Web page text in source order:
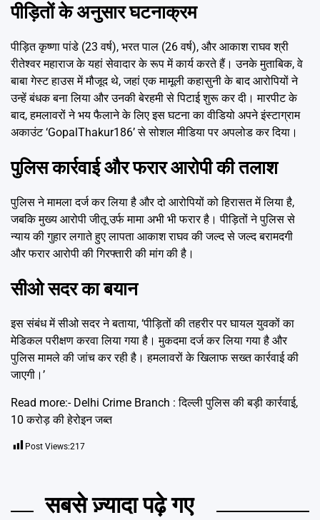
पीड़ितों के अनुसार घटनाक्रम
पीड़ित कृष्णा पांडे (23 वर्ष), भरत पाल (26 वर्ष), और आकाश राघव श्री
रीतेश्वर महाराज के यहां सेवादार के रूप में कार्य करते हैं। उनके मुताबिक, वे
बाबा गेस्ट हाउस में मौजूद थे, जहां एक मामूली कहासुनी के बाद आरोपियों ने
उन्हें बंधक बना लिया और उनकी बेरहमी से पिटाई शुरू कर दी। मारपीट के
बाद, हमलावरों ने भय फैलाने के लिए इस घटना का वीडियो अपने इंस्टाग्राम
अकाउंट ‘GopalThakur186’ से सोशल मीडिया पर अपलोड कर दिया।
पुलिस कार्रवाई और फरार आरोपी की तलाश
पुलिस ने मामला दर्ज कर लिया है और दो आरोपियों को हिरासत में लिया है,
जबकि मुख्य आरोपी जीतू उर्फ मामा अभी भी फरार है। पीड़ितों ने पुलिस से
न्याय की गुहार लगाते हुए लापता आकाश राघव की जल्द से जल्द बरामदगी
और फरार आरोपी की गिरफ्तारी की मांग की है।
सीओ सदर का बयान
इस संबंध में सीओ सदर ने बताया, ‘पीड़ितों की तहरीर पर घायल युवकों का
मेडिकल परीक्षण करवा लिया गया है। मुकदमा दर्ज कर लिया गया है और
पुलिस मामले की जांच कर रही है। हमलावरों के खिलाफ सख्त कार्रवाई की
जाएगी।’
Read more:- Delhi Crime Branch : दिल्ली पुलिस की बड़ी कार्रवाई,
10 करोड़ की हेरोइन जब्त
Post Views:217
सबसे ज़्यादा पढ़े गए